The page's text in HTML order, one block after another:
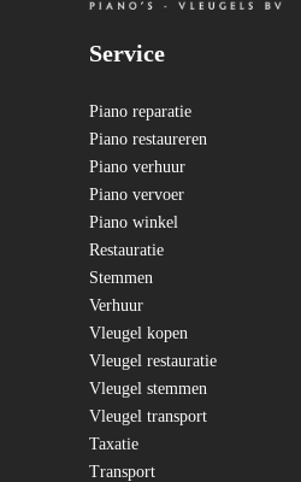
Service
Piano reparatie
Piano restaureren
Piano verhuur
Piano vervoer
Piano winkel
Restauratie
Stemmen
Verhuur
Vleugel kopen
Vleugel restauratie
Vleugel stemmen
Vleugel transport
Taxatie
Transport